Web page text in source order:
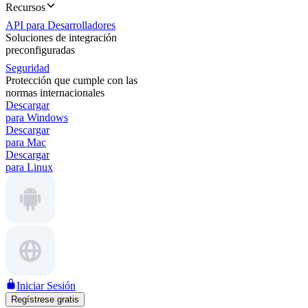
Recursos
API para Desarrolladores
Soluciones de integración
preconfiguradas
Seguridad
Protección que cumple con las
normas internacionales
Descargar
para Windows
Descargar
para Mac
Descargar
para Linux
Iniciar Sesión
Regístrese gratis